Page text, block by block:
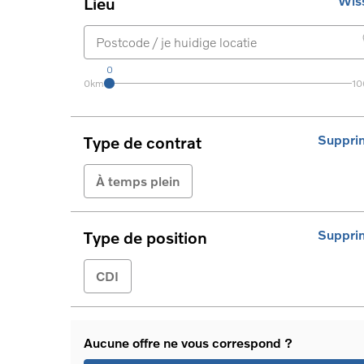
0km
0
Type de contrat
À temps plein
Type de position
CDI
Aucune offre ne vous correspond ?